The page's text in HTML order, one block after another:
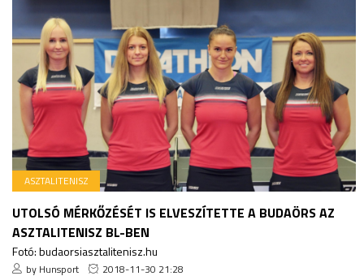
ASZTALITENISZ
UTOLSÓ MÉRKŐZÉSÉT IS ELVESZÍTETTE A BUDAÖRS AZ
ASZTALITENISZ BL-BEN
Fotó: budaorsiasztalitenisz.hu
by Hunsport 2018-11-30 21:28